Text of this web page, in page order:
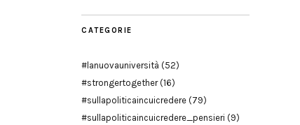
CATEGORIE
#lanuovauniversità (52)
#strongertogether(16)
#sullapoliticaincuicredere (79)
#sullapoliticaincuicredere_pensieri (9)